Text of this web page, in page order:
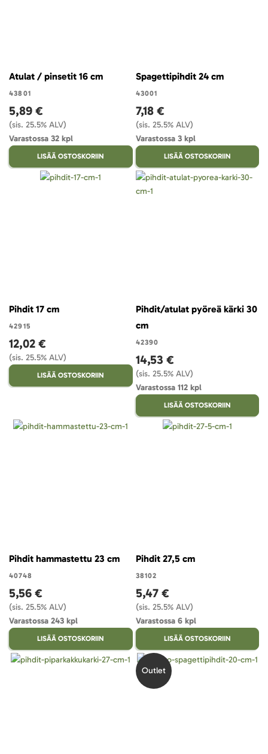
Atulat / pinsetit 16 cm
43801
5,89 €
(sis. 25.5% ALV)
Varastossa 32 kpl
LISÄÄ OSTOSKORIIN
Spagettipihdit 24 cm
43001
7,18 €
(sis. 25.5% ALV)
Varastossa 3 kpl
LISÄÄ OSTOSKORIIN
Pihdit 17 cm
42915
12,02 €
(sis. 25.5% ALV)
LISÄÄ OSTOSKORIIN
Pihdit/atulat pyöreä kärki 30
cm
42390
14,53 €
(sis. 25.5% ALV)
Varastossa 112 kpl
LISÄÄ OSTOSKORIIN
Pihdit hammastettu 23 cm
40748
5,56 €
(sis. 25.5% ALV)
Varastossa 243 kpl
LISÄÄ OSTOSKORIIN
Pihdit 27,5 cm
38102
5,47 €
(sis. 25.5% ALV)
Varastossa 6 kpl
LISÄÄ OSTOSKORIIN
Outlet